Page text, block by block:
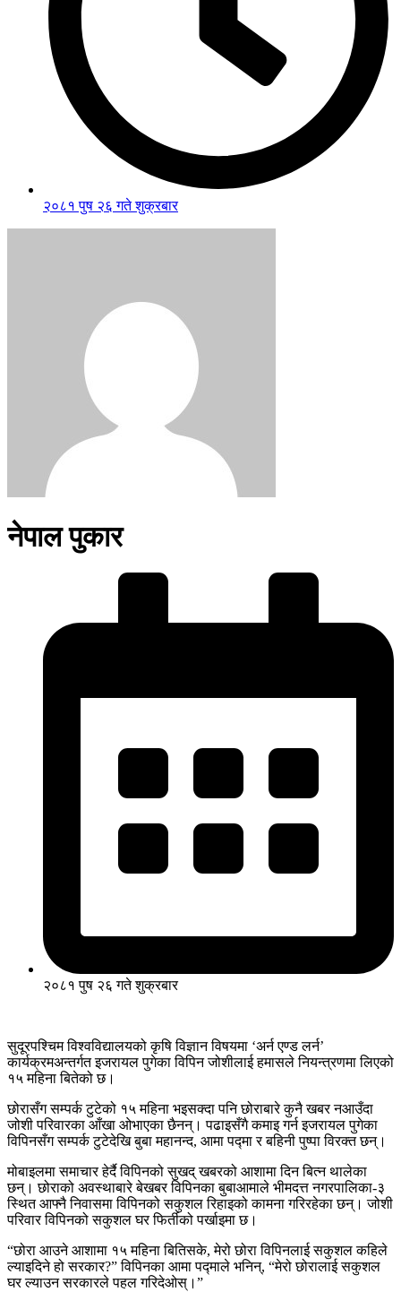
२०८१ पुष २६ गते शुक्रबार
नेपाल पुकार
२०८१ पुष २६ गते शुक्रबार
सुदूरपश्चिम विश्वविद्यालयको कृषि विज्ञान विषयमा ‘अर्न एण्ड लर्न’
कार्यक्रमअन्तर्गत इजरायल पुगेका विपिन जोशीलाई हमासले नियन्त्रणमा लिएको
१५ महिना बितेको छ।
छोरासँग सम्पर्क टुटेको १५ महिना भइसक्दा पनि छोराबारे कुनै खबर नआउँदा
जोशी परिवारका आँखा ओभाएका छैनन्। पढाइसँगै कमाइ गर्न इजरायल पुगेका
विपिनसँग सम्पर्क टुटेदेखि बुबा महानन्द, आमा पद्मा र बहिनी पुष्पा विरक्त छन्।
मोबाइलमा समाचार हेर्दै विपिनको सुखद् खबरको आशामा दिन बित्न थालेका
छन्। छोराको अवस्थाबारे बेखबर विपिनका बुबाआमाले भीमदत्त नगरपालिका-३
स्थित आफ्नै निवासमा विपिनको सकुशल रिहाइको कामना गरिरहेका छन्। जोशी
परिवार विपिनको सकुशल घर फिर्तीको पर्खाइमा छ।
“छोरा आउने आशामा १५ महिना बितिसके, मेरो छोरा विपिनलाई सकुशल कहिले
ल्याइदिने हो सरकार?” विपिनका आमा पद्माले भनिन्, “मेरो छोरालाई सकुशल
घर ल्याउन सरकारले पहल गरिदेओस्।”